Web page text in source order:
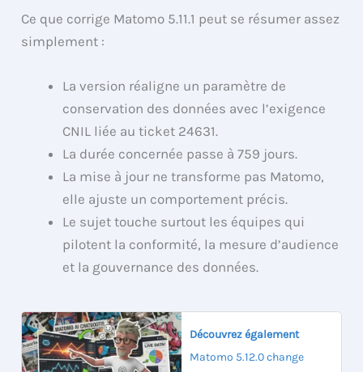
Ce que corrige Matomo 5.11.1 peut se résumer assez
simplement :
La version réaligne un paramètre de
conservation des données avec l’exigence
CNIL liée au ticket 24631.
La durée concernée passe à 759 jours.
La mise à jour ne transforme pas Matomo,
elle ajuste un comportement précis.
Le sujet touche surtout les équipes qui
pilotent la conformité, la mesure d’audience
et la gouvernance des données.
Découvrez également
Matomo 5.12.0 change